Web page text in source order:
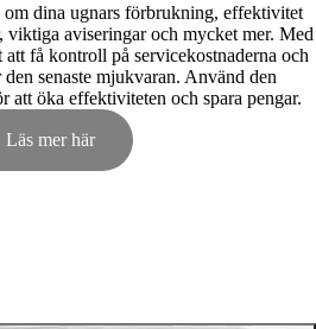
dina ugnars förbrukning, effektivitet
viktiga aviseringar och mycket mer. Med
att få kontroll på servicekostnaderna och
senaste mjukvaran. Använd den
att öka effektiviteten och spara pengar.
Läs mer här